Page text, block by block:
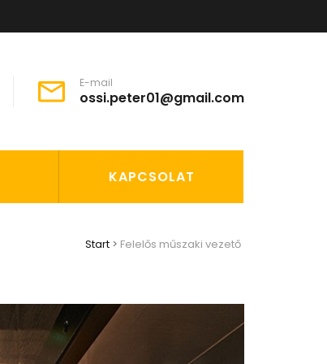
E-mail
ossi.peter01@gmail.com
KAPCSOLAT
Start > Felelős műszaki vezető